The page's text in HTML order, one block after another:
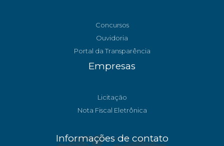
Concursos
Ouvidoria
Portal da Transparência
Empresas
Licitação
Nota Fiscal Eletrônica
Informações de contato